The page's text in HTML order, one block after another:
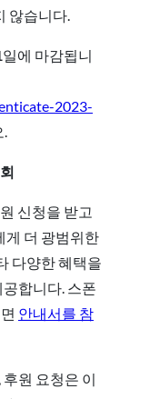
않습니다.
일에 마감됩니
2023-
.
신청을 받고
게 더 광범위한
다양한 혜택을
합니다. 스폰
안내서를 참
원 요청은 이